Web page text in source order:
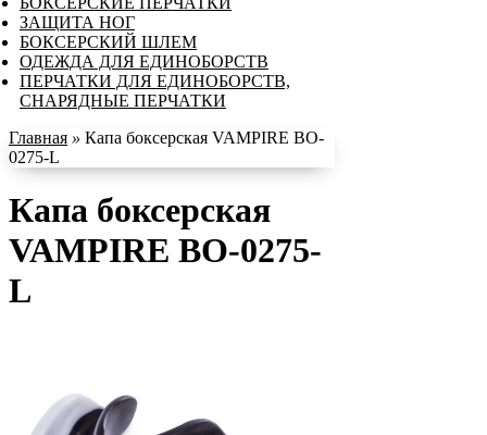
ЗАЩИТА НОГ
БОКСЕРСКИЙ ШЛЕМ
ОДЕЖДА ДЛЯ ЕДИНОБОРСТВ
ПЕРЧАТКИ ДЛЯ ЕДИНОБОРСТВ,
СНАРЯДНЫЕ ПЕРЧАТКИ
Главная » Капа боксерская VAMPIRE BO-
0275-L
Капа боксерская
VAMPIRE BO-0275-
L